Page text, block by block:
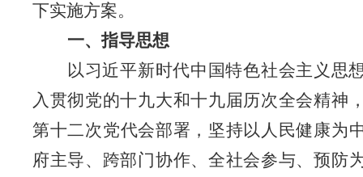
下实施方案。
一、指导思想
以习近平新时代中国特色社会主义思
入贯彻党的十九大和十九届历次全会精神
第十二次党代会部署，坚持以人民健康为
府主导、跨部门协作、全社会参与、预防